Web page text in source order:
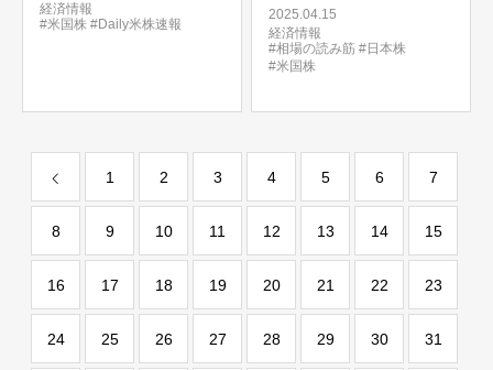
経済情報
#米国株 #Daily米株速報
2025.04.15
経済情報
#相場の読み筋 #日本株
#米国株
1 2 3 4 5 6 7
8 9 10 11 12 13 14 15
16 17 18 19 20 21 22 23
24 25 26 27 28 29 30 31